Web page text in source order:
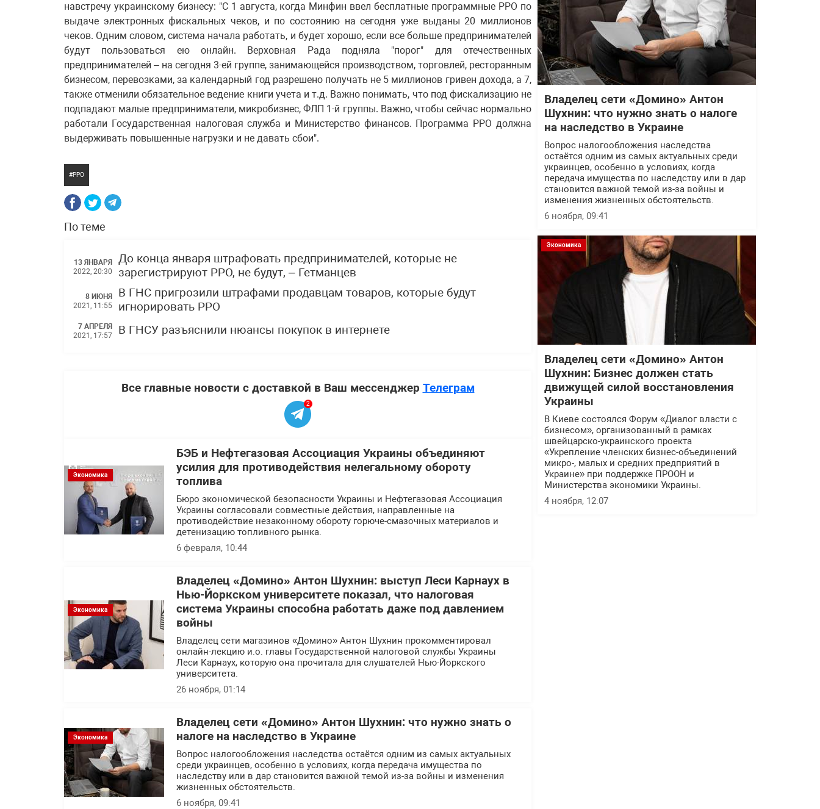
навстречу украинскому бизнесу: "С 1 августа, когда Минфин ввел бесплатные программные РРО по
выдаче электронных фискальных чеков, и по состоянию на сегодня уже выданы 20 миллионов
чеков. Одним словом, система начала работать, и будет хорошо, если все больше предпринимателей
будут пользоваться ею онлайн. Верховная Рада подняла "порог" для отечественных
предпринимателей – на сегодня 3-ей группе, занимающейся производством, торговлей, ресторанным
бизнесом, перевозками, за календарный год разрешено получать не 5 миллионов гривен дохода, а 7,
также отменили обязательное ведение книги учета и т.д. Важно понимать, что под фискализацию не
подпадают малые предприниматели, микробизнес, ФЛП 1-й группы. Важно, чтобы сейчас нормально
работали Государственная налоговая служба и Министерство финансов. Программа РРО должна
выдерживать повышенные нагрузки и не давать сбои".
РРО
По теме
13 ЯНВАРЯ
2022, 20:30
До конца января штрафовать предпринимателей, которые не
зарегистрируют РРО, не будут, – Гетманцев
8 ИЮНЯ
2021, 11:55
В ГНС пригрозили штрафами продавцам товаров, которые будут
игнорировать РРО
7 АПРЕЛЯ
2021, 17:57
В ГНСУ разъяснили нюансы покупок в интернете
Все главные новости с доставкой в Ваш мессенджер Телеграм
2
Экономика
БЭБ и Нефтегазовая Ассоциация Украины объединяют
усилия для противодействия нелегальному обороту
топлива
Бюро экономической безопасности Украины и Нефтегазовая Ассоциация
Украины согласовали совместные действия, направленные на
противодействие незаконному обороту горюче-смазочных материалов и
детенизацию топливного рынка.
6 февраля, 10:44
Экономика
Владелец «Домино» Антон Шухнин: выступ Леси Карнаух в
Нью-Йоркском университете показал, что налоговая
система Украины способна работать даже под давлением
войны
Владелец сети магазинов «Домино» Антон Шухнин прокомментировал
онлайн-лекцию и.о. главы Государственной налоговой службы Украины
Леси Карнаух, которую она прочитала для слушателей Нью-Йоркского
университета.
26 ноября, 01:14
Экономика
Владелец сети «Домино» Антон Шухнин: что нужно знать о
налоге на наследство в Украине
Вопрос налогообложения наследства остаётся одним из самых актуальных
среди украинцев, особенно в условиях, когда передача имущества по
наследству или в дар становится важной темой из-за войны и изменения
жизненных обстоятельств.
6 ноября, 09:41
Владелец сети «Домино» Антон
Шухнин: что нужно знать о налоге
на наследство в Украине
Вопрос налогообложения наследства
остаётся одним из самых актуальных среди
украинцев, особенно в условиях, когда
передача имущества по наследству или в дар
становится важной темой из-за войны и
изменения жизненных обстоятельств.
6 ноября, 09:41
Экономика
Владелец сети «Домино» Антон
Шухнин: Бизнес должен стать
движущей силой восстановления
Украины
В Киеве состоялся Форум «Диалог власти с
бизнесом», организованный в рамках
швейцарско-украинского проекта
«Укрепление членских бизнес-объединений
микро-, малых и средних предприятий в
Украине» при поддержке ПРООН и
Министерства экономики Украины.
4 ноября, 12:07